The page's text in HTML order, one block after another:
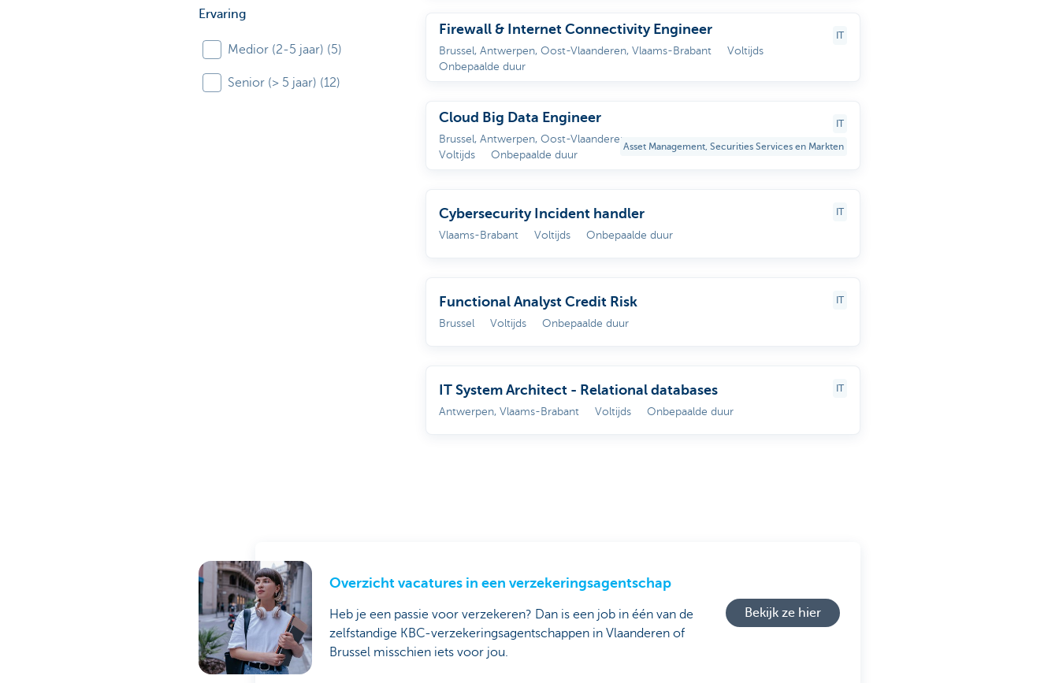
Ervaring
Medior (2-5 jaar) (5)
Senior (> 5 jaar) (12)
Firewall & Internet Connectivity Engineer
Brussel, Antwerpen, Oost-Vlaanderen, Vlaams-Brabant
Voltijds
Onbepaalde duur
IT
Cloud Big Data Engineer
Brussel, Antwerpen, Oost-Vlaanderen
Voltijds
Onbepaalde duur
IT
Asset Management, Securities Services en Markten
Cybersecurity Incident handler
Vlaams-Brabant Voltijds Onbepaalde duur
IT
Functional Analyst Credit Risk
Brussel Voltijds Onbepaalde duur
IT
IT System Architect - Relational databases
Antwerpen, Vlaams-Brabant Voltijds Onbepaalde duur
IT
Overzicht vacatures in een verzekeringsagentschap
Heb je een passie voor verzekeren? Dan is een job in één van de
zelfstandige KBC-verzekeringsagentschappen in Vlaanderen of
Brussel misschien iets voor jou.
Bekijk ze hier